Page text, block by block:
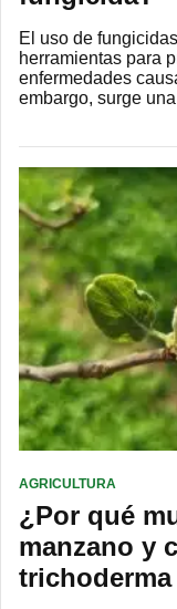
El uso de
herramientas para
enfermedades
embargo, surge
AGRICULTURA
¿Por qué
manzano y